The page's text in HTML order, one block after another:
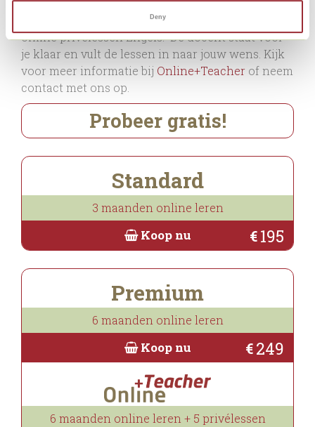
Deny
mag zelf aangeven welke taalhandelingen en
onderwerpen je graag wil behandelen tijdens de
online privélessen Engels. De docent staat voor
je klaar en vult de lessen in naar jouw wens. Kijk
voor meer informatie bij Online+Teacher of neem
contact met ons op.
Probeer gratis!
Standard
3 maanden online leren
Koop nu €195
Premium
6 maanden online leren
Koop nu €249
6 maanden online leren + 5 privélessen